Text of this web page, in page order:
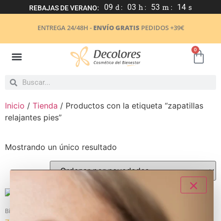
REBAJAS DE VERANO: 09 d : 03 h : 53 m : 14 s
ENTREGA 24/48H - ENVÍO GRATIS PEDIDOS +39€
0
Inicio / Tienda / Productos con la etiqueta “zapatillas
relajantes pies”
Mostrando un único resultado
Bienestar